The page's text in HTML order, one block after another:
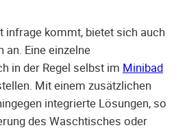
infrage kommt, bietet sich auch
an. Eine einzelne
in der Regel selbst im Minibad
Mit einem zusätzlichen
integrierte Lösungen, so
des Waschtisches oder